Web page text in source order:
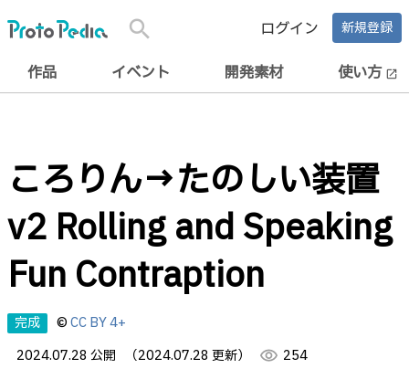
search ログイン 新規登録
作品 イベント 開発素材 使い方 open_in_new
ころりん→たのしい装置
v2 Rolling and Speaking
Fun Contraption
完成 ©CC BY 4+
2024.07.28 公開
（2024.07.28 更新） visibility 254